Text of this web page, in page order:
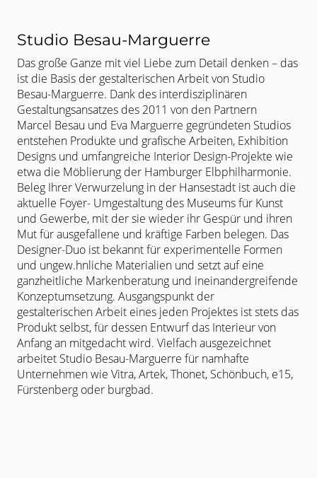
Studio Besau-Marguerre
Das große Ganze mit viel Liebe zum Detail denken – das
ist die Basis der gestalterischen Arbeit von Studio
Besau-Marguerre. Dank des interdisziplinären
Gestaltungsansatzes des 2011 von den Partnern
Marcel Besau und Eva Marguerre gegründeten Studios
entstehen Produkte und grafische Arbeiten, Exhibition
Designs und umfangreiche Interior Design-Projekte wie
etwa die Möblierung der Hamburger Elbphilharmonie.
Beleg Ihrer Verwurzelung in der Hansestadt ist auch die
aktuelle Foyer- Umgestaltung des Museums für Kunst
und Gewerbe, mit der sie wieder ihr Gespür und ihren
Mut für ausgefallene und kräftige Farben belegen. Das
Designer-Duo ist bekannt für experimentelle Formen
und ungew.hnliche Materialien und setzt auf eine
ganzheitliche Markenberatung und ineinandergreifende
Konzeptumsetzung. Ausgangspunkt der
gestalterischenArbeit eines jeden Projektes ist stets das
Produkt selbst, für dessen Entwurfdas Interieur von
Anfang an mitgedacht wird. Vielfach ausgezeichnet
arbeitet Studio Besau-Marguerre für namhafte
Unternehmen wie Vitra, Artek, Thonet, Schönbuch, e15,
Fürstenberg oder burgbad.